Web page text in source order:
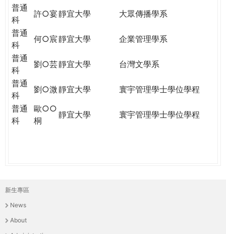
普通
科
許○宴靜宜大學
大眾傳播學系
普通
科
何○宸靜宜大學
企業管理學系
普通
科
劉○芸靜宜大學
台灣文學系
普通
科
劉○溦靜宜大學
寰宇管理學士學位學程
普通
科
歐○○
桐
靜宜大學 寰宇管理學士學位學程
主
選
新生專區
News
About